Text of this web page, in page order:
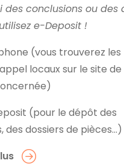
des conclusions ou des
e-Deposit !
(vous trouverez les
locaux sur le site de
(pour le dépôt des
des dossiers de pièces…)